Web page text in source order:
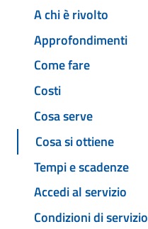
A chi è rivolto
Approfondimenti
Come fare
Costi
Cosa serve
Cosa si ottiene
Tempi e scadenze
Accedi al servizio
Condizioni di servizio